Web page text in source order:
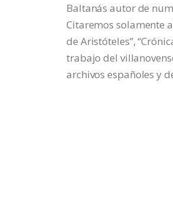
Baltanás autor de
Citaremos solamente
de Aristóteles”,
trabajo del
archivos españoles y